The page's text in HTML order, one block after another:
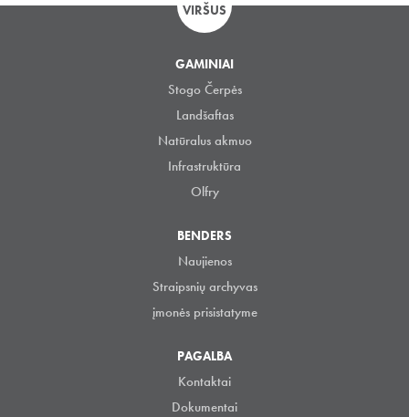
VIRŠUS
GAMINIAI
Stogo Čerpės
Landšaftas
Natūralus akmuo
Infrastruktūra
Olfry
BENDERS
Naujienos
Straipsnių archyvas
įmonės prisistatyme
PAGALBA
Kontaktai
Dokumentai